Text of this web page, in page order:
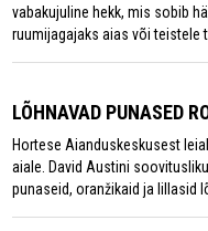
vabakujuline hekk, mis sobib
ruumijagajaks aias või teistele
LÕHNAVAD PUNASED
Hortese Aianduskeskusest
aiale. David Austini
punaseid, oranžikaid ja lillasid